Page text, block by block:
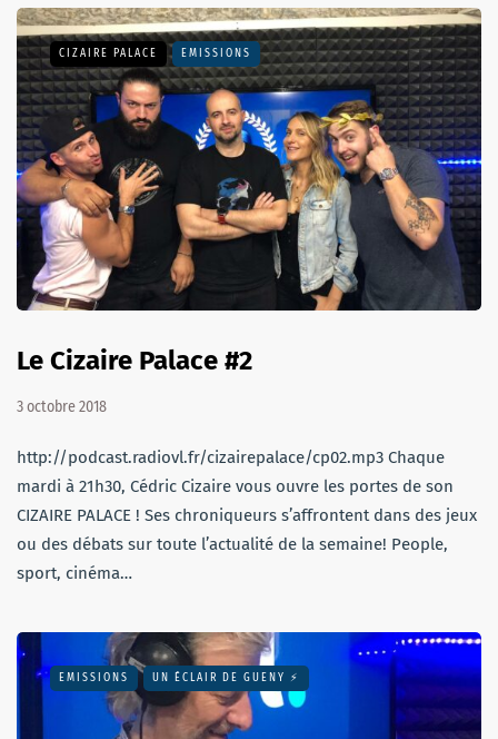
CIZAIRE PALACE EMISSIONS
Le Cizaire Palace #2
3 octobre 2018
http://podcast.radiovl.fr/cizairepalace/cp02.mp3 Chaque
mardi à 21h30, Cédric Cizaire vous ouvre les portes de son
CIZAIRE PALACE ! Ses chroniqueurs s’affrontent dans des jeux
ou des débats sur toute l’actualité de la semaine! People,
sport, cinéma…
EMISSIONS UN ÉCLAIR DE GUENY ⚡️